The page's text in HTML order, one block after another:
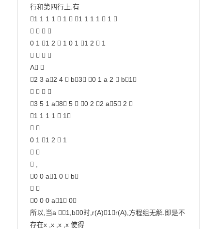
行和第四行上,有
1 1 1 1  1  1 1 1 1  1 
   
0 1 1 2  1 0 1 1 2  1
   
A 
2 3 a2 4  b3 0 1 a 2  b1
   
3 5 1 a8 5  0 2 2 a5 2 
1 1 1 1  1
 
0 1 1 2  1
 
 ,
0 0 a1 0  b
 
0 0 0 a1 0
所以,当a 1,b0时,r(A)1r(A),方程组无解.即是不
存在x ,x ,x ,x 使得